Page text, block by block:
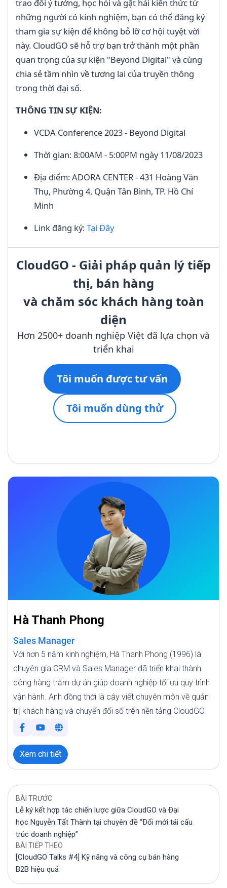
trao đổi ý tưởng, học hỏi và gặt hái kiến thức từ
những người có kinh nghiệm, bạn có thể đăng ký
tham gia sự kiện để không bỏ lỡ cơ hội tuyệt vời
này. CloudGO sẽ hỗ trợ bạn trở thành một phần
quan trọng của sự kiện "Beyond Digital" và cùng
chia sẻ tầm nhìn về tương lai của truyền thông
trong thời đại số.
THÔNG TIN SỰ KIỆN:
VCDA Conference 2023 - Beyond Digital
Thời gian: 8:00AM - 5:00PM ngày 11/08/2023
Địa điểm: ADORA CENTER - 431 Hoàng Văn
Thụ, Phường 4, Quận Tân Bình, TP. Hồ Chí
Minh
Link đăng ký:Tại Đây
CloudGO - Giải pháp quản lý tiếp
thị, bán hàng
và chăm sóc khách hàng toàn
diện
Hơn 2500+ doanh nghiệp Việt đã lựa chọn và
triển khai
Tôi muốn được tư vấn
Tôi muốn dùng thử
Hà Thanh Phong
Sales Manager
Với hơn 5 năm kinh nghiệm, Hà Thanh Phong (1996) là
chuyên gia CRM và Sales Manager đã triển khai thành
công hàng trăm dự án giúp doanh nghiệp tối ưu quy trình
vận hành. Anh đồng thời là cây viết chuyên môn về quản
trị khách hàng và chuyển đổi số trên nền tảng CloudGO.
Xem chi tiết
BÀI TRƯỚC
Lễ ký kết hợp tác chiến lược giữa CloudGO và Đại
học Nguyễn Tất Thành tại chuyên đề “Đổi mới tái cấu
trúc doanh nghiệp”
BÀI TIẾP THEO
[CloudGO Talks #4] Kỹ năng và công cụ bán hàng
B2B hiệu quả